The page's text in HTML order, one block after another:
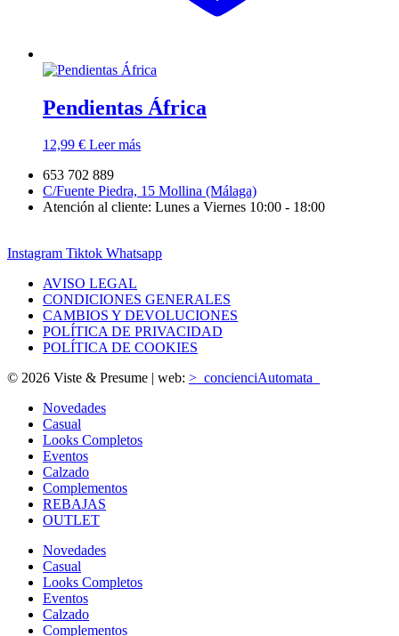
Pendientas África
12,99 € Leer más
653 702 889
C/Fuente Piedra, 15 Mollina (Málaga)
Atención al cliente: Lunes a Viernes 10:00 - 18:00
Instagram Tiktok Whatsapp
AVISO LEGAL
CONDICIONES GENERALES
CAMBIOS Y DEVOLUCIONES
POLÍTICA DE PRIVACIDAD
POLÍTICA DE COOKIES
© 2026 Viste & Presume | web: >_concienciAutomata_
Novedades
Casual
Looks Completos
Eventos
Calzado
Complementos
REBAJAS
OUTLET
Novedades
Casual
Looks Completos
Eventos
Calzado
Complementos